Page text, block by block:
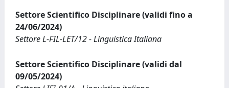
Settore Scientifico Disciplinare (validi fino a
24/06/2024)
Settore L-FIL-LET/12 - Linguistica Italiana
Settore Scientifico Disciplinare (validi dal
09/05/2024)